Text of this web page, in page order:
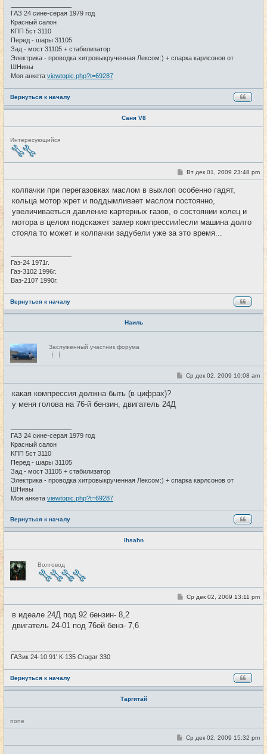
ГАЗ 24 сине-серая 1979 год
Красный салон
КПП 5ст 3110
Перед - шары 31105
Зад - мост 31105 + стабилизатор
Электрика - проводка хитровыкрученная Лексом:) + спарка карлсонов от
ШНивы
Моя анкета viewtopic.php?t=69287
Вернуться к началу
Саня V8
Н
е
в
и
Интересующийся
#22
С
о
б
щ
н
и
Вт дек 01, 2009 23:48 pm
колпачки при перегазовках маслом в выхлоп особенно гадят,
кольца мотор жрет и поддымливает маслом постоянно,
увеличиваеться давление картерных газов, о состоянии колец и
мотора в целом подскажет замер компрессии!если машина долго
стояла то может и колпачки задубели уже за это время...
Газ-24 1971г.
Газ-3102 1996г.
Ваз-2107 1990г.
Вернуться к началу
Наиль
Н
е
в
с
и
Заслуженный участник форума
#23
С
о
Ср дек 02, 2009 10:08 am
какая компрессия должна быть (в цифрах)?
у меня голова на 76-й бензин, двигатель 24Д
ГАЗ 24 сине-серая 1979 год
Красный салон
КПП 5ст 3110
Перед - шары 31105
Зад - мост 31105 + стабилизатор
Электрика - проводка хитровыкрученная Лексом:) + спарка карлсонов от
ШНивы
Моя анкета viewtopic.php?t=69287
Вернуться к началу
Ihsahn
Н
е
в
с
е
и
Волговод
#24
С
о
Ср дек 02, 2009 13:11 pm
в идеале 24Д под 92 бензин- 8,2
двигатель 24-01 под 76ой бенз- 7,6
ГАЗик 24-10 91' К-135 Cragar 330
Вернуться к началу
Таргитай
Н
е
none
#25
С
о
Ср дек 02, 2009 15:32 pm